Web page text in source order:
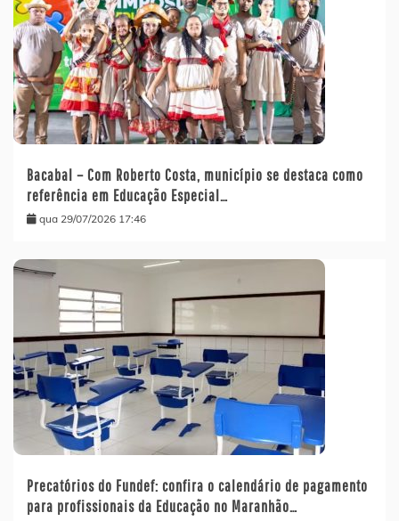
Bacabal – Com Roberto Costa, município se destaca como
referência em Educação Especial…
qua 29/07/2026 17:46
Precatórios do Fundef: confira o calendário de pagamento
para profissionais da Educação no Maranhão…